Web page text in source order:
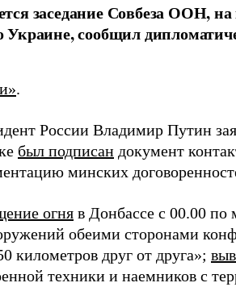
заседание Совбеза ООН, на
Украине, сообщил
.
России Владимир Путин
был подписан документ
минских
огня в Донбассе с 00.00
обеими сторонами
друг от друга»;
техники и наемников с